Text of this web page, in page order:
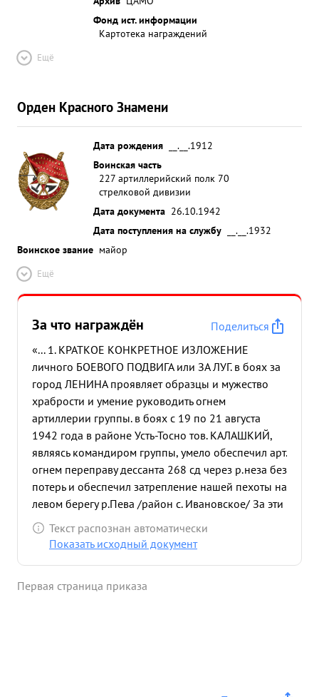
Фонд ист. информации
Картотека награждений
Ещё
Орден Красного Знамени
Дата рождения
__.__.1912
Воинская часть
227 артиллерийский полк 70
стрелковой дивизии
Дата документа 26.10.1942
Дата поступления на службу
__.__.1932
Воинское звание майор
Ещё
За что награждён
Поделиться
«... 1. КРАТКОЕ КОНКРЕТНОЕ ИЗЛОЖЕНИЕ
личного БОЕВОГО ПОДВИГА или ЗА ЛУГ. в боях за
город ЛЕНИНА проявляет образцы и мужество
храбрости и умение руководить огнем
артиллерии группы. в боях с 19 по 21 августа
1942 года в районе Усть-Тосно тов. КАЛАШКИЙ,
являясь командиром группы, умело обеспечил арт.
огнем переправу дессанта 268 сд через р.неза без
потерь и обеспечил затрепление нашей пехоты на
левом берегу р.Пева /район с. Ивановское/ За эти
дни боев он лично руководя огнем группы,
отразил 28 контратак противника, из них 4
этот период времени было истреблено свыше 500
Текст распознан автоматически
Показать исходный документ
Первая страница приказа